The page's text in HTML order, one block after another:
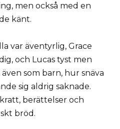
men också med en
känt.
var äventyrlig, Grace
och Lucas tyst men
som barn, hur snäva
sig aldrig saknade.
berättelser och
bröd.